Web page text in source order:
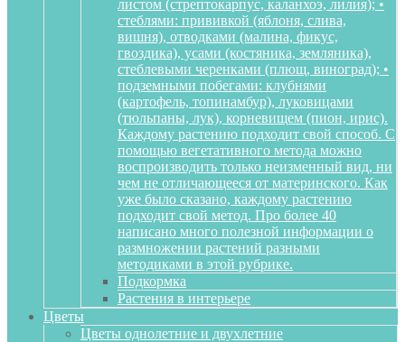
листом (стрептокарпус, каланхоэ, лилия); •
стеблями: прививкой (яблоня, слива,
вишня), отводками (малина, фикус,
гвоздика), усами (костяника, земляника),
стеблевыми черенками (плющ, виноград); •
подземными побегами: клубнями
(картофель, топинамбур), луковицами
(тюльпаны, лук), корневищем (пион, ирис).
Каждому растению подходит свой способ. С
помощью вегетативного метода можно
воспроизводить только неизменный вид, ни
чем не отличающееся от материнского. Как
уже было сказано, каждому растению
подходит свой метод. Про более 40
написано много полезной информации о
размножении растений разными
методиками в этой рубрике.
Подкормка
Растения в интерьере
Цветы
Цветы однолетние и двухлетние